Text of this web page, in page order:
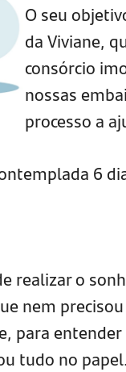
O seu
da Viviane,
consórcio
nossas
processo a
6
realizar o
nem
para
tudo no papel.